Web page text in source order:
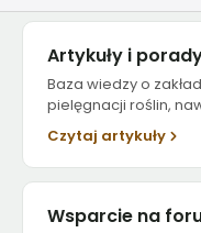
Artykuły i
Baza wiedzy o
pielęgnacji roślin,
Czytaj artykuły
Wsparcie na